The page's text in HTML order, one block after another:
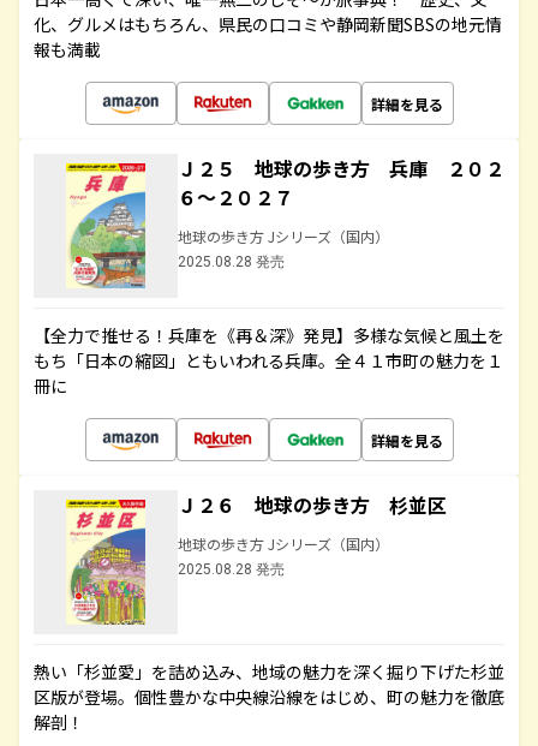
化、グルメはもちろん、県民の口コミや静岡新聞SBSの地元情
報も満載
詳細を見る
Ｊ２５ 地球の歩き方 兵庫 ２０２
６～２０２７
地球の歩き方 Jシリーズ（国内）
2025.08.28 発売
【全力で推せる！兵庫を《再＆深》発見】多様な気候と風土を
もち「日本の縮図」ともいわれる兵庫。全４１市町の魅力を１
冊に
詳細を見る
Ｊ２６ 地球の歩き方 杉並区
地球の歩き方 Jシリーズ（国内）
2025.08.28 発売
熱い「杉並愛」を詰め込み、地域の魅力を深く掘り下げた杉並
区版が登場。個性豊かな中央線沿線をはじめ、町の魅力を徹底
解剖！